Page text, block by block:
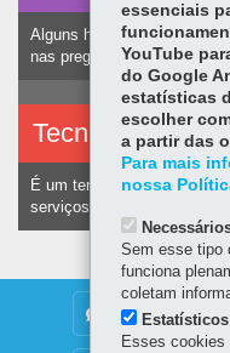
Alguns hábitos humanos
nas pregas vocais e
Tecnologias
É um termo utilizado para
serviços voltados a
DENUNCIE
essenciais
YouTube
do Google
estatísticas
escolher
a partir das
Para mais
nossa
Sem esse tipo
funciona
coletam
Estatísticos
Esses cookies